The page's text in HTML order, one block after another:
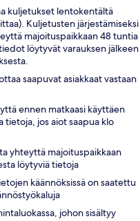
kuljetukset lentokentältä
Kuljetusten järjestämiseksi
majoituspaikkaan 48 tuntia
löytyvät varauksen jälkeen
saapuvat asiakkaat vastaan
ennen matkaasi käyttäen
tietoja, jos aiot saapua klo
yhteyttä majoituspaikkaan
löytyviä tietoja
käännöksissä on saatettu
johon sisältyy